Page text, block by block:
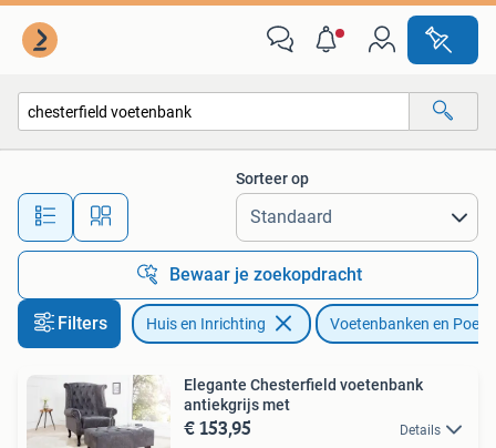
Alle afstanden…
Sorteer op
Bewaar je zoekopdracht
Filters Huis en Inrichting Voetenbanken en
Elegante Chesterfield voetenbank
antiekgrijs met
€ 153,95 Details